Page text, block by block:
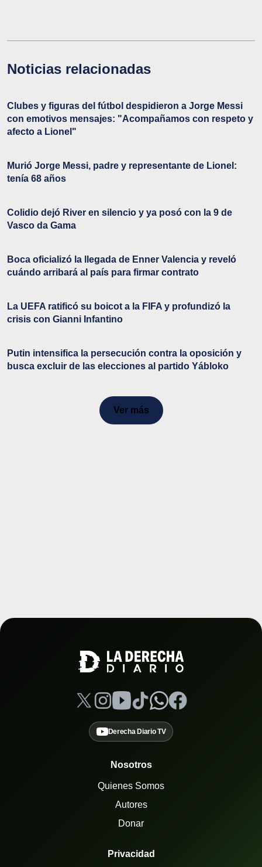
Noticias relacionadas
Clubes y figuras del fútbol despidieron a Jorge Messi
con emotivos mensajes: "Acompañamos con respeto y
afecto a Lionel"
Murió Jorge Messi, padre y representante de Lionel:
tenía 68 años
Colidio dejó River en silencio y ya posó con la 9 de
Vasco da Gama
Boca oficializó la llegada de Enner Valencia y reveló
cuándo arribará al país para firmar contrato
La UEFA ratificó su boicot a la FIFA y profundizó la
crisis con Gianni Infantino
Putin intensifica la persecución contra la oposición y
busca excluir de las elecciones al partido Yábloko
Ver más
Derecha Diario TV
Nosotros
Quienes Somos
Autores
Donar
Privacidad